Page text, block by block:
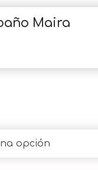
Maira